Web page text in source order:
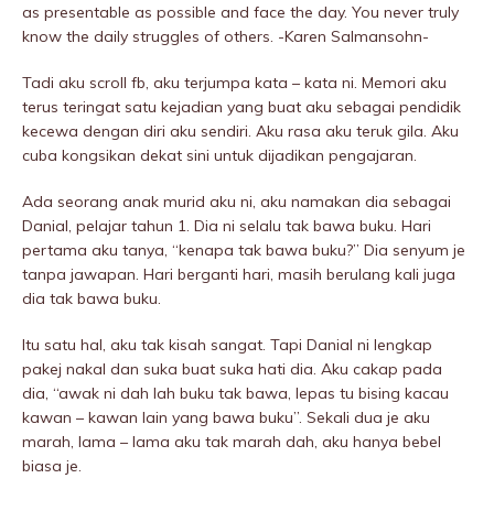
as presentable as possible and face the day. You never truly
know the daily struggIes of others. -Karen Salmansohn-
Tadi aku scroll fb, aku terjumpa kata – kata ni. Memori aku
terus teringat satu kejadian yang buat aku sebagai pendidik
kecewa dengan diri aku sendiri. Aku rasa aku teruk giIa. Aku
cuba kongsikan dekat sini untuk dijadikan pengajaran.
Ada seorang anak murid aku ni, aku namakan dia sebagai
Danial, pelajar tahun 1. Dia ni selalu tak bawa buku. Hari
pertama aku tanya, “kenapa tak bawa buku?” Dia senyum je
tanpa jawapan. Hari berganti hari, masih berulang kali juga
dia tak bawa buku.
Itu satu hal, aku tak kisah sangat. Tapi Danial ni lengkap
pakej nakal dan suka buat suka hati dia. Aku cakap pada
dia, “awak ni dah lah buku tak bawa, lepas tu bising kacau
kawan – kawan lain yang bawa buku”. Sekali dua je aku
marah, lama – lama aku tak marah dah, aku hanya bebel
biasa je.